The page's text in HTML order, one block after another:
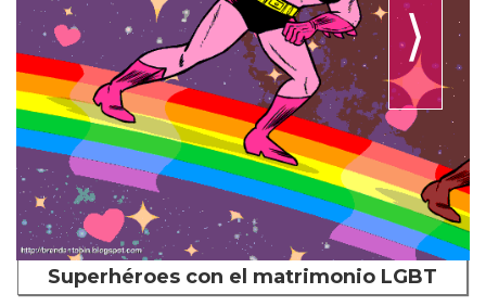
⟩
Superhéroes con el matrimonio LGBT